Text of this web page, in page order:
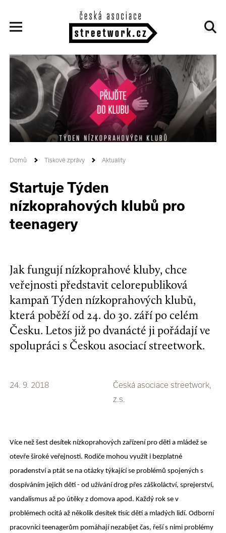
Domů Tiskové zprávy Aktuality
Startuje Týden
nízkoprahových klubů pro
teenagery
Jak fungují nízkoprahové kluby, chce
veřejnosti představit celorepubliková
kampaň Týden nízkoprahových klubů,
která poběží od 24. do 30. září po celém
Česku. Letos již po dvanácté ji pořádají ve
spolupráci s Českou asociací streetwork.
24. 9. 2018
Česká asociace streetwork,
z.s.
Více než šest desítek nízkoprahových zařízení pro děti a mládež se
otevře široké veřejnosti. Rodiče mohou využít i bezplatné
poradenství a ptát se na otázky týkající se problémů spojených s
dospíváním jejich dětí - od užívání drog přes záškoláctví, sprejerství,
vandalismus až po útěky z domova apod. Každý rok se v
problémech ocitá až několik desítek tisíc dětí a mladých lidí. Odborní
pracovníci teenagerům pomáhají nezabíjet čas, řeší s nimi problémy